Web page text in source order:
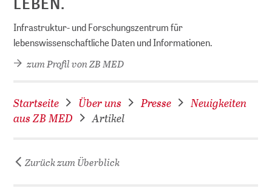
Infrastruktur- und Forschungszentrum für
lebenswissenschaftliche Daten und Informationen.
zum Profil von ZB MED
Startseite Über uns Presse
Neuigkeiten
aus ZB MED
Artikel
Zurück zum Überblick